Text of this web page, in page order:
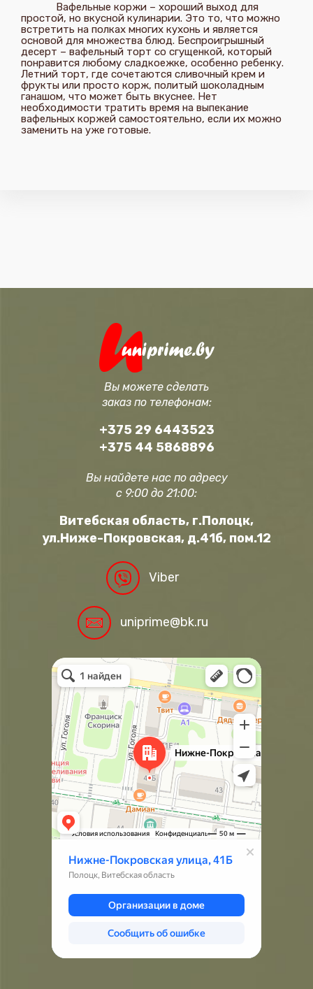
Вафельные коржи – хороший выход для
простой, но вкусной кулинарии. Это то, что можно
встретить на полках многих кухонь и является
основой для множества блюд. Беспроигрышный
десерт – вафельный торт со сгущенкой, который
понравится любому сладкоежке, особенно ребенку.
Летний торт, где сочетаются сливочный крем и
фрукты или просто корж, политый шоколадным
ганашом, что может быть вкуснее. Нет
необходимости тратить время на выпекание
вафельных коржей самостоятельно, если их можно
заменить на уже готовые.
Вы можете сделать
заказ по телефонам:
+375 29 6443523
+375 44 5868896
Вы найдете нас по адресу
с 9:00 до 21:00:
Витебская область, г.Полоцк,
ул.Ниже-Покровская, д.41б, пом.12
Viber
uniprime@bk.ru
Полоцк
Нижне-Покровская улица, 41Б на карте undefined
— Яндекс.Карты